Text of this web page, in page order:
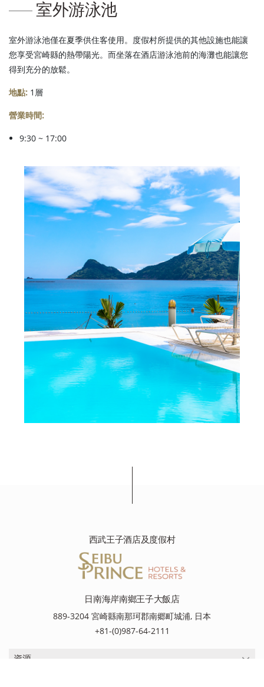
室外游泳池
室外游泳池僅在夏季供住客使用。度假村所提供的其他設施也能讓
您享受宮崎縣的熱帶陽光。而坐落在酒店游泳池前的海灘也能讓您
得到充分的放鬆。
地點: 1層
營業時間:
9:30 ~ 17:00
西武王子酒店及度假村
日南海岸南鄉王子大飯店
889-3204 宮崎縣南那珂郡南郷町城浦, 日本
+81-(0)987-64-2111
資源